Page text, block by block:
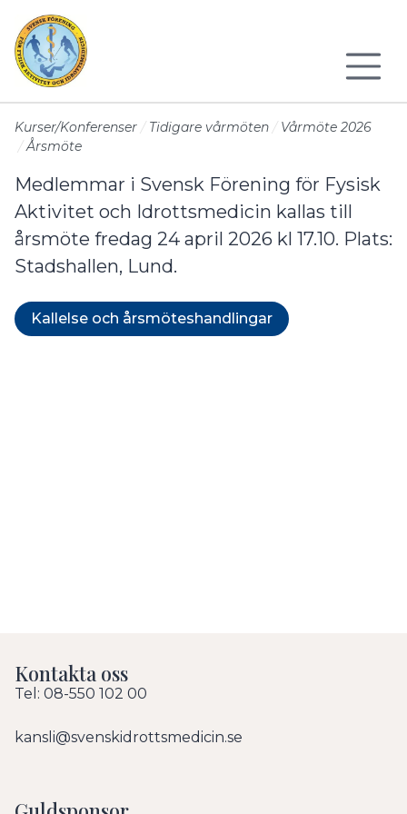
Kurser/Konferenser Tidigare vårmöten
Vårmöte 2026
Årsmöte
Medlemmar i Svensk Förening för Fysisk
Aktivitet och Idrottsmedicin kallas till
årsmöte fredag 24 april 2026 kl 17.10. Plats:
Stadshallen, Lund.
Kallelse och årsmöteshandlingar
Kontakta oss
Tel: 08-550 102 00
kansli@svenskidrottsmedicin.se